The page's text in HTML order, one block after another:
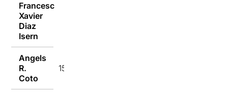
Francesc
Xavier
Diaz
Isern
Angels
R.
Coto
15/12/2018